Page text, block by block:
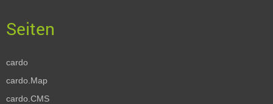
cardo
cardo.Map
cardo.CMS